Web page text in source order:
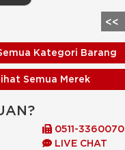
<<
Kategori Barang
Semua Merek
0511-3360070
LIVE CHAT